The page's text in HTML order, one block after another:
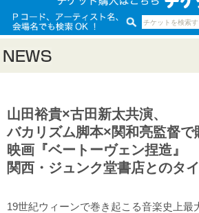
山田裕貴×古田新太共演、
バカリズム脚本×関和亮監督で
映画『ベートーヴェン捏造』
関西・ジュンク堂書店とのタ
19世紀ウィーンで巻き起こる音楽史上最